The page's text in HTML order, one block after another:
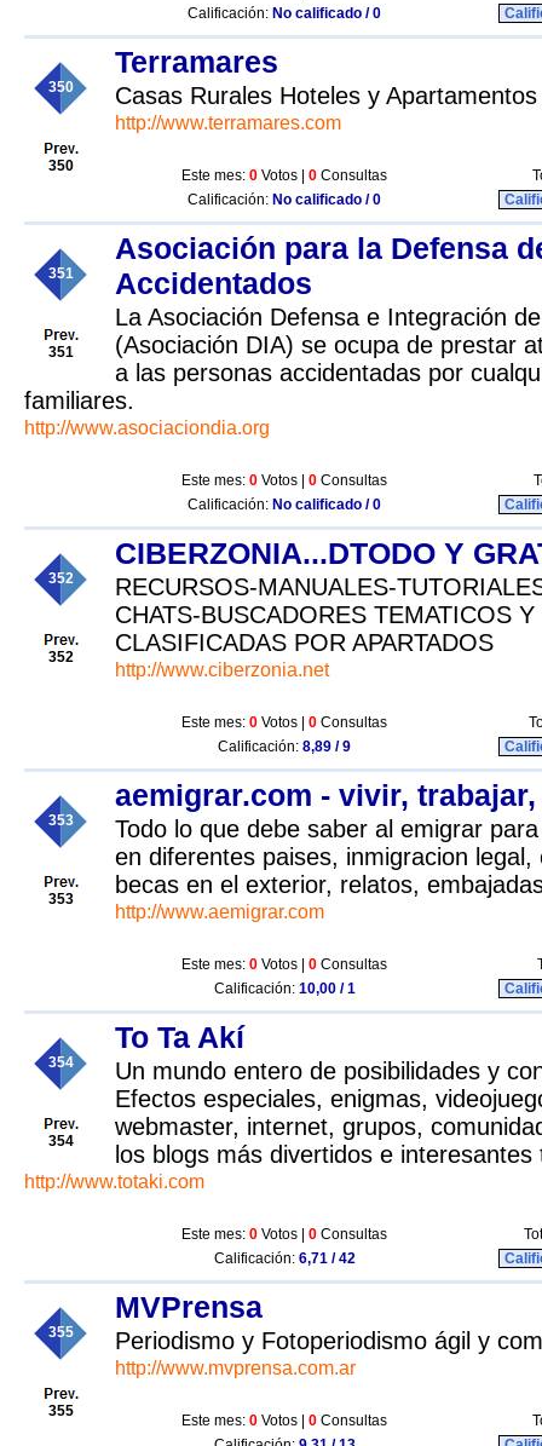
Calificación: No calificado / 0
350
350
Terramares
Casas Rurales Hoteles y Apartamentos
http://www.terramares.com
Este mes: 0 Votos | 0 Consultas
Calificación: No calificado / 0
351
351
Asociación para la Defensa
Accidentados
La Asociación Defensa e Integración
(Asociación DIA) se ocupa de prestar
a las personas accidentadas por
familiares.
http://www.asociaciondia.org
Este mes: 0 Votos | 0 Consultas
Calificación: No calificado / 0
352
352
CIBERZONIA...DTODO Y
RECURSOS-MANUALES-
CHATS-BUSCADORES TEMATICOS
CLASIFICADAS POR APARTADOS
http://www.ciberzonia.net
Este mes: 0 Votos | 0 Consultas
Calificación: 8,89 / 9
353
353
aemigrar.com - vivir,
Todo lo que debe saber al emigrar
en diferentes paises, inmigracion
becas en el exterior, relatos,
http://www.aemigrar.com
Este mes: 0 Votos | 0 Consultas
Calificación: 10,00 / 1
354
354
To Ta Akí
Un mundo entero de posibilidades y
Efectos especiales, enigmas,
webmaster, internet, grupos,
los blogs más divertidos e
http://www.totaki.com
Este mes: 0 Votos | 0 Consultas
Calificación: 6,71 / 42
355
355
MVPrensa
Periodismo y Fotoperiodismo ágil y
http://www.mvprensa.com.ar
Este mes: 0 Votos | 0 Consultas